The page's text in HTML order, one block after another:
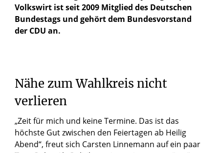
Volkswirt ist seit 2009 Mitglied des Deutschen
Bundestags und gehört dem Bundesvorstand
der CDU an.
Nähe zumWahlkreis nicht
verlieren
„Zeit für mich und keine Termine. Das ist das
höchste Gut zwischen den Feiertagen ab Heilig
Abend“, freut sich Carsten Linnemann auf ein paar